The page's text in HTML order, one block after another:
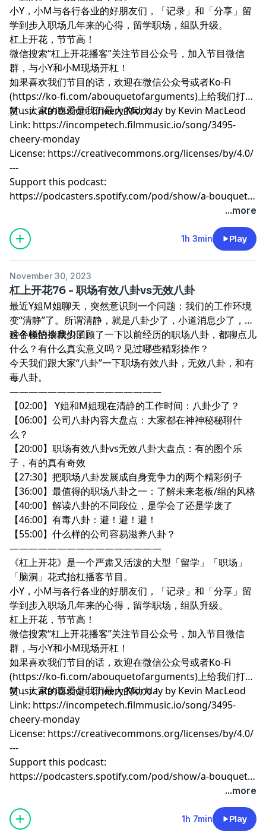
小Y，小M与各行各业的好朋友们，「记录」和「分享」留
学到步入职场几年来的心得，留学职场，组队升级。
杠上开花，节节高！
微信搜索“杠上开花播客”关注节目公众号，加入节目微信
群，与小Y和小M现场开杠！
如果喜欢我们节目的话，欢迎在微信公众号或者Ko-Fi
(https://ko-fi.com/abouquetofarguments)上给我们打
赏，大家的喜爱是我们最大的动力！
Music attribution: Cheery Monday by Kevin MacLeod
Link: https://incompetech.filmmusic.io/song/3495-
cheery-monday
License: https://creativecommons.org/licenses/by/4.0/
---
Support this podcast:
https://podcasters.spotify.com/pod/show/a-bouquet-
...more
1h 3min Play
November 30, 2023
杠上开花76 - 职场有效八卦vs无效八卦
最近Y姐M姐聊天，突然意识到一个问题：我们的工作环境
变“清静”了。所谓清静，就是八卦少了，小道消息少了，各
种各样的揣摩少了。
这个顿悟令我们回顾了一下以前经历的职场八卦，都聊点儿
什么？有什么真实意义吗？见过哪些精彩操作？
今天我们跟大家“八卦”一下职场有效八卦，无效八卦，和有
毒八卦。
————————————————
【02:00】 Y姐和M姐现在清静的工作时间：八卦少了？
【06:00】公司八卦内容大盘点：大家都在神神秘秘聊什
么？
【20:00】职场有效八卦vs无效八卦大盘点：有的图个乐
子，有的真有奇效
【27:30】把职场八卦发展成自身竞争力的两个精彩例子
【36:00】最值得的职场八卦之一：了解未来老板/组的风格
【40:00】解读八卦的不同段位，是学会了还是学废了
【46:00】有毒八卦：避！避！避！
【55:00】什么样的公司容易滋养八卦？
————————————————
《杠上开花》是一个严肃又活泼的大型「留学」「职场」
「脑洞」花式抬杠播客节目。
小Y，小M与各行各业的好朋友们，「记录」和「分享」留
学到步入职场几年来的心得，留学职场，组队升级。
杠上开花，节节高！
微信搜索“杠上开花播客”关注节目公众号，加入节目微信
群，与小Y和小M现场开杠！
如果喜欢我们节目的话，欢迎在微信公众号或者Ko-Fi
(https://ko-fi.com/abouquetofarguments)上给我们打
赏，大家的喜爱是我们最大的动力！
Music attribution: Cheery Monday by Kevin MacLeod
Link: https://incompetech.filmmusic.io/song/3495-
cheery-monday
License: https://creativecommons.org/licenses/by/4.0/
---
Support this podcast:
https://podcasters.spotify.com/pod/show/a-bouquet-
...more
1h 7min Play